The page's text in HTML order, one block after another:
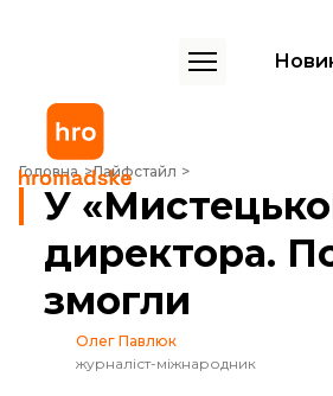
Головна Лайфстайл
У «Мистецького арсеналу» з’явився
У
директора.
змогли
Олег Павлюк
журналіст-міжнародник